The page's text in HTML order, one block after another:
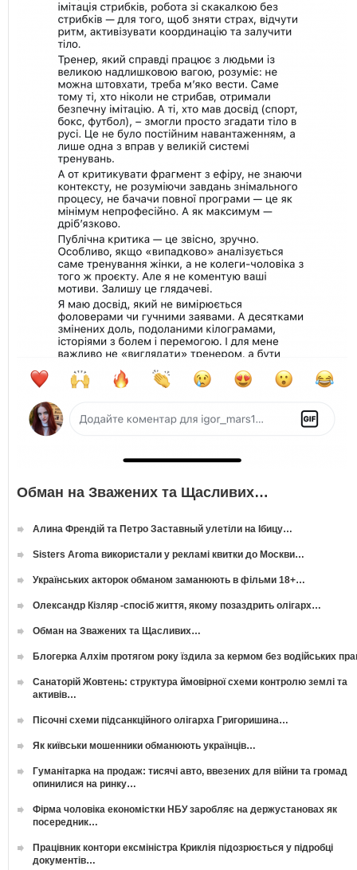
Обман на Зважених та Щасливих…
Алина Френдій та Петро Заставный улетіли на Ібицу…
Sisters Aroma використали у рекламі квитки до Москви…
Українських акторок обманом заманюють в фільми 18+…
Олександр Кізляр -спосіб життя, якому позаздрить олігарх…
Обман на Зважених та Щасливих…
Блогерка Алхім протягом року їздила за кермом без водійських
Санаторій Жовтень: структура ймовірної схеми контролю землі та
активів…
Пісочні схеми підсанкційного олігарха Григоришина…
Як київськи мошенники обманюють українців…
Гуманітарка на продаж: тисячі авто, ввезених для війни та громад
опинилися на ринку…
Фірма чоловіка економістки НБУ заробляє на держустановах як
посередник…
Працівник контори ексміністра Криклія підозрюється у підробці
документів…